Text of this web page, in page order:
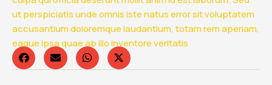
ut perspiciatis unde omnis iste natus error sit voluptatem
accusantium doloremque laudantium, totam rem aperiam,
eaque ipsa quae ab illo inventore veritatis